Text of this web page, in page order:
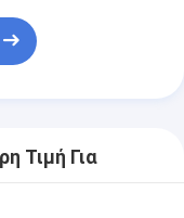
Τιμή Για